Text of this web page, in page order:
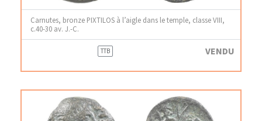
Carnutes, bronze PIXTILOS à l’aigle dans le temple, classe VIII,
c.40-30 av. J.-C.
TTB VENDU